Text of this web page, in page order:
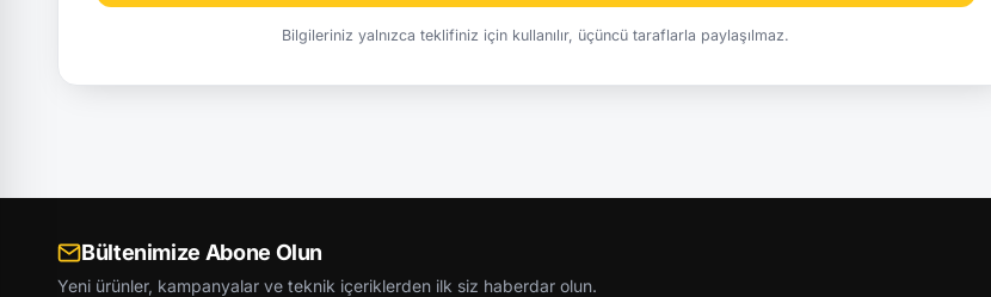
Bilgileriniz yalnızca teklifiniz için kullanılır, üçüncü taraflarla paylaşılmaz.
Bültenimize Abone Olun
Yeni ürünler, kampanyalar ve teknik içeriklerden ilk siz haberdar olun.